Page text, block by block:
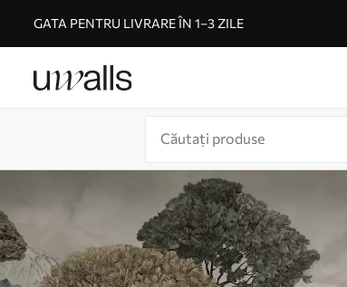
GATA PENTRU LIVRARE ÎN 1–3 ZILE